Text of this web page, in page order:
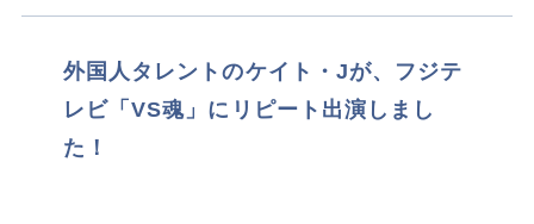
外国人タレントのケイト・Jが、フジテ
レビ「VS魂」にリピート出演しまし
た！